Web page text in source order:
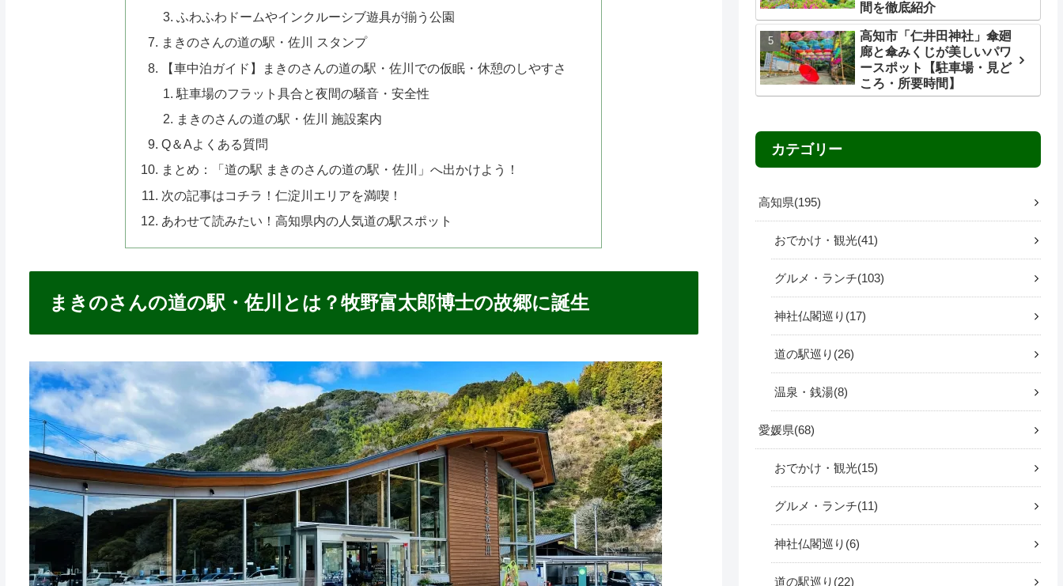
ふわふわドームやインクルーシブ遊具が揃う公園
まきのさんの道の駅・佐川 スタンプ
【車中泊ガイド】まきのさんの道の駅・佐川での仮眠・休憩のしやすさ
駐車場のフラット具合と夜間の騒音・安全性
まきのさんの道の駅・佐川 施設案内
Q＆Aよくある質問
まとめ：「道の駅 まきのさんの道の駅・佐川」へ出かけよう！
次の記事はコチラ！仁淀川エリアを満喫！
あわせて読みたい！高知県内の人気道の駅スポット
まきのさんの道の駅・佐川とは？牧野富太郎博士の故郷に誕生
間を徹底紹介
高知市「仁井田神社」傘廻
廊と傘みくじが美しいパワ
ースポット【駐車場・見ど
ころ・所要時間】
カテゴリー
高知県 195
おでかけ・観光 41
グルメ・ランチ 103
神社仏閣巡り 17
道の駅巡り 26
温泉・銭湯 8
愛媛県 68
おでかけ・観光 15
グルメ・ランチ 11
神社仏閣巡り 6
道の駅巡り 22